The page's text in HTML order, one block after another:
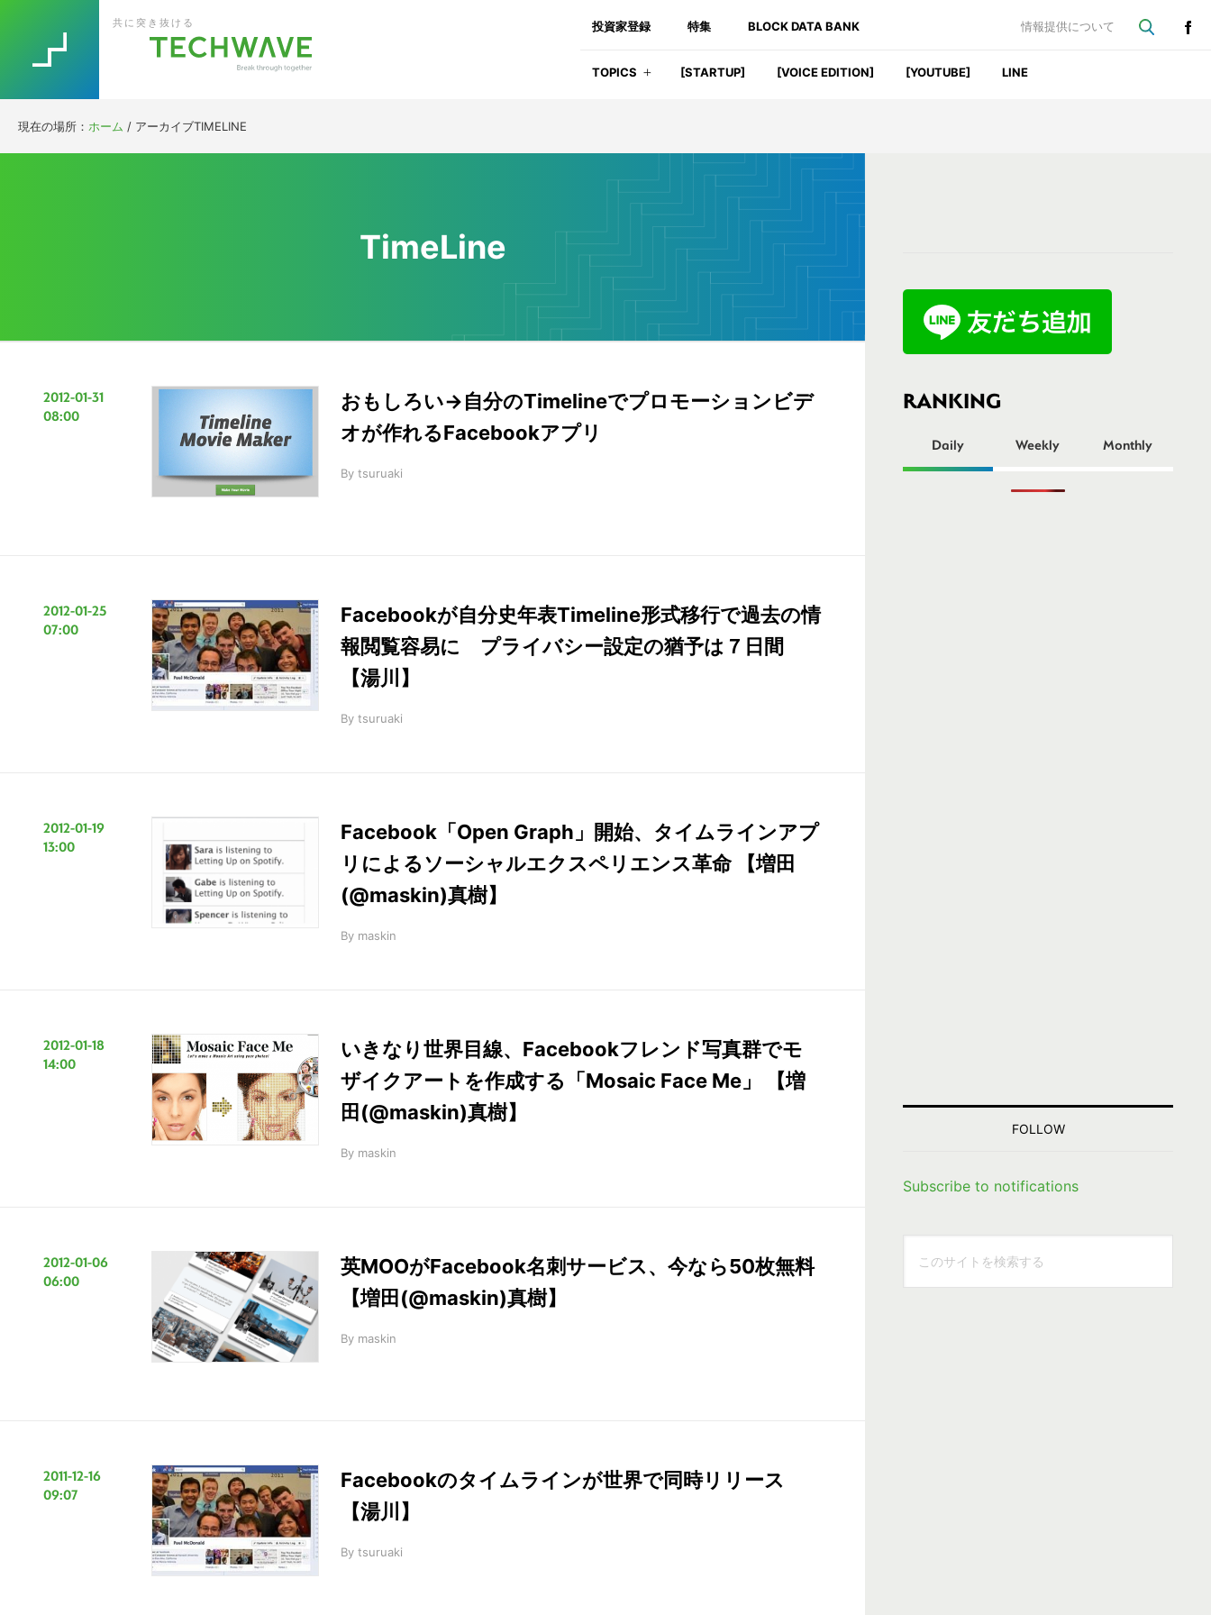
to
primary
to
main
to
primary
to
footer
投資家登録 特集 BLOCK DATA BANK 情報提供について
共に突き抜ける
TOPICS [STARTUP] [VOICE EDITION] [YOUTUBE] LINE
現在の場所： ホーム / アーカイブTIMELINE
TimeLine
2012-01-31
08:00
おもしろい→自分のTimelineでプロモーションビデ
オが作れるFacebookアプリ
By tsuruaki
2012-01-25
07:00
Facebookが自分史年表Timeline形式移行で過去の情
報閲覧容易に プライバシー設定の猶予は７日間
【湯川】
By tsuruaki
2012-01-19
13:00
Facebook「Open Graph」開始、タイムラインアプ
リによるソーシャルエクスペリエンス革命 【増田
(@maskin)真樹】
By maskin
2012-01-18
14:00
いきなり世界目線、Facebookフレンド写真群でモ
ザイクアートを作成する「Mosaic Face Me」 【増
田(@maskin)真樹】
By maskin
2012-01-06
06:00
英MOOがFacebook名刺サービス、今なら50枚無料
【増田(@maskin)真樹】
By maskin
2011-12-16
09:07
Facebookのタイムラインが世界で同時リリース
【湯川】
By tsuruaki
サ
イ
バ
RANKING
Daily Weekly Monthly
FOLLOW
Subscribe to notifications
を
検